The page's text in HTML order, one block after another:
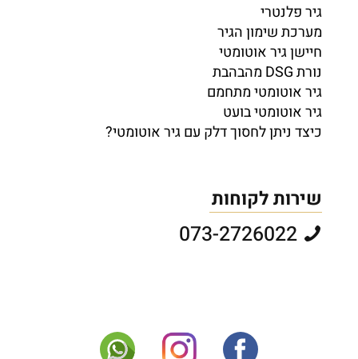
גיר פלנטרי
מערכת שימון הגיר
חיישן גיר אוטומטי
נורת DSG מהבהבת
גיר אוטומטי מתחמם
גיר אוטומטי בועט
כיצד ניתן לחסוך דלק עם גיר אוטומטי?
שירות לקוחות